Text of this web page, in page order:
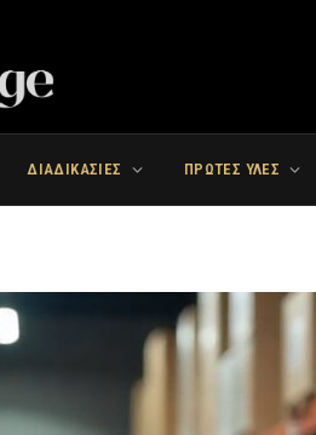
ΔΙΑΔΙΚΑΣΙΕΣ ΠΡΩΤΕΣ ΥΛΕΣ